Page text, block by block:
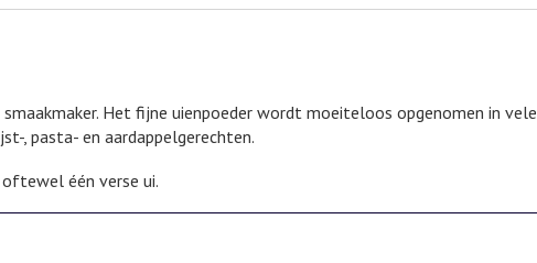
Het fijne uienpoeder wordt moeiteloos opgenomen in vele
, pasta- en aardappelgerechten.
één verse ui.